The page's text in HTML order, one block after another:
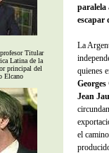
Titular
Latina de la
principal del
Elcano
paralela
escapar
La
quienes
Jean
el